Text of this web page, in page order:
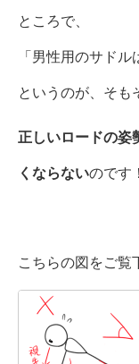
ところで、
「男性用のサドル
というのが、そも
正しいロードの姿
くならないのです！
こちらの図をご覧